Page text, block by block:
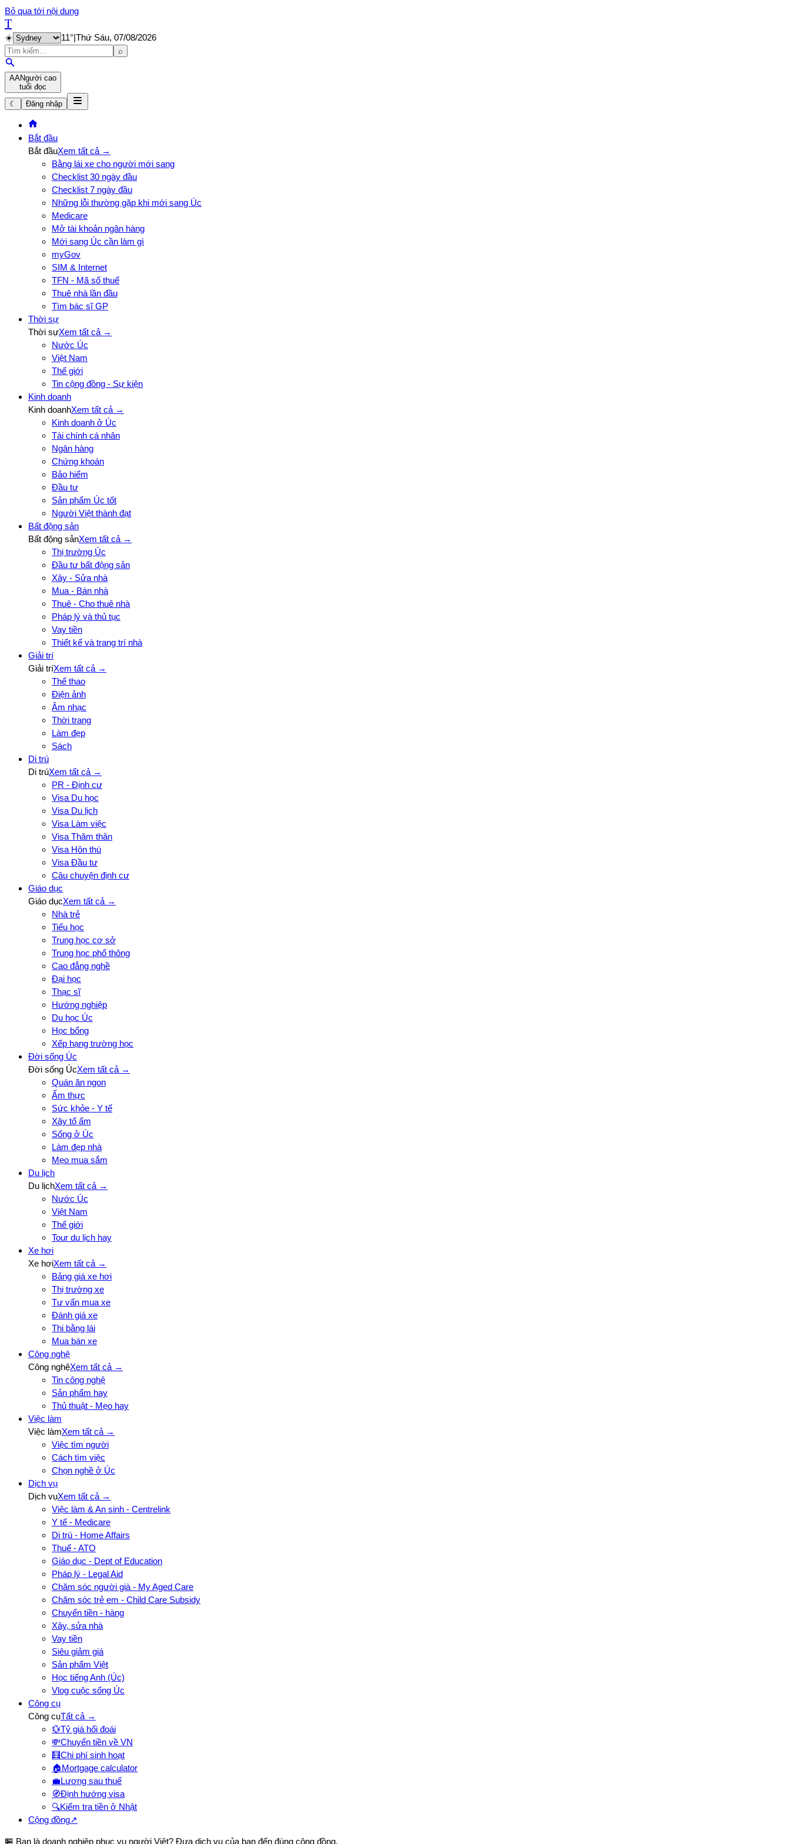
Bỏ qua tới nội dung
T
☀️ 11°|Thứ Sáu, 07/08/2026
⌕
AANgười cao
tuổi đọc
☾
Đăng nhập
Bắt đầu
Bắt đầuXem tất cả →
Bằng lái xe cho người mới sang
Checklist 30 ngày đầu
Checklist 7 ngày đầu
Những lỗi thường gặp khi mới sang Úc
Medicare
Mở tài khoản ngân hàng
Mới sang Úc cần làm gì
myGov
SIM & Internet
TFN - Mã số thuế
Thuê nhà lần đầu
Tìm bác sĩ GP
Thời sự
Thời sựXem tất cả →
Nước Úc
Việt Nam
Thế giới
Tin cộng đồng - Sự kiện
Kinh doanh
Kinh doanhXem tất cả →
Kinh doanh ở Úc
Tài chính cá nhân
Ngân hàng
Chứng khoán
Bảo hiểm
Đầu tư
Sản phẩm Úc tốt
Người Việt thành đạt
Bất động sản
Bất động sảnXem tất cả →
Thị trường Úc
Đầu tư bất động sản
Xây - Sửa nhà
Mua - Bán nhà
Thuê - Cho thuê nhà
Pháp lý và thủ tục
Vay tiền
Thiết kế và trang trí nhà
Giải trí
Giải tríXem tất cả →
Thể thao
Điện ảnh
Âm nhạc
Thời trang
Làm đẹp
Sách
Di trú
Di trúXem tất cả →
PR - Định cư
Visa Du học
Visa Du lịch
Visa Làm việc
Visa Thăm thân
Visa Hôn thú
Visa Đầu tư
Câu chuyện định cư
Giáo dục
Giáo dụcXem tất cả →
Nhà trẻ
Tiểu học
Trung học cơ sở
Trung học phổ thông
Cao đẳng nghề
Đại học
Thạc sĩ
Hướng nghiệp
Du học Úc
Học bổng
Xếp hạng trường học
Đời sống Úc
Đời sống ÚcXem tất cả →
Quán ăn ngon
Ẩm thực
Sức khỏe - Y tế
Xây tổ ấm
Sống ở Úc
Làm đẹp nhà
Mẹo mua sắm
Du lịch
Du lịchXem tất cả →
Nước Úc
Việt Nam
Thế giới
Tour du lịch hay
Xe hơi
Xe hơiXem tất cả →
Bảng giá xe hơi
Thị trường xe
Tư vấn mua xe
Đánh giá xe
Thi bằng lái
Mua bán xe
Công nghệ
Công nghệXem tất cả →
Tin công nghệ
Sản phẩm hay
Thủ thuật - Mẹo hay
Việc làm
Việc làmXem tất cả →
Việc tìm người
Cách tìm việc
Chọn nghề ở Úc
Dịch vụ
Dịch vụXem tất cả →
Việc làm & An sinh - Centrelink
Y tế - Medicare
Di trú - Home Affairs
Thuế - ATO
Giáo dục - Dept of Education
Pháp lý - Legal Aid
Chăm sóc người già - My Aged Care
Chăm sóc trẻ em - Child Care Subsidy
Chuyển tiền - hàng
Xây, sửa nhà
Vay tiền
Siêu giảm giá
Sản phẩm Việt
Học tiếng Anh (Úc)
Vlog cuộc sống Úc
Công cụ
Công cụTất cả →
💱Tỷ giá hối đoái
💸Chuyển tiền về VN
🧮Chi phí sinh hoạt
🏠Mortgage calculator
💼Lương sau thuế
🧭Định hướng visa
🔍Kiểm tra tiền ở Nhật
Cộng đồng↗
🏪 Bạn là doanh nghiệp phục vụ người Việt? Đưa dịch vụ của bạn đến đúng cộng đồng.